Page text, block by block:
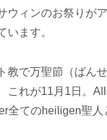
ウィンのお祭りが
います。
教で万聖節（ばん
これが11月1日。
全てのheiligen聖人